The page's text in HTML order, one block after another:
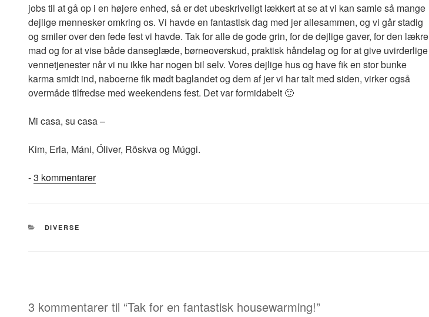
jobs til at gå op i en højere enhed, så er det ubeskriveligt lækkert at se at vi kan samle så mange
dejlige mennesker omkring os. Vi havde en fantastisk dag med jer allesammen, og vi går stadig
og smiler over den fede fest vi havde. Tak for alle de gode grin, for de dejlige gaver, for den lækre
mad og for at vise både danseglæde, børneoverskud, praktisk håndelag og for at give uvirderlige
vennetjenester når vi nu ikke har nogen bil selv. Vores dejlige hus og have fik en stor bunke
karma smidt ind, naboerne fik mødt baglandet og dem af jer vi har talt med siden, virker også
overmåde tilfredse med weekendens fest. Det var formidabelt 🙂
Mi casa, su casa –
Kim, Erla, Máni, Óliver, Röskva og Múggi.
-3 kommentarertil
KATEGORIER
DIVERSE
3 kommentarer til “Tak for en fantastisk housewarming!”